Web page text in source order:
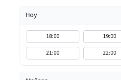
Hoy
18:00 19:00
21:00
22:00